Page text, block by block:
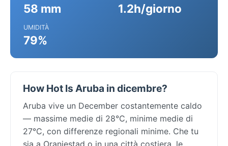
58 mm 1.2h/giorno
UMIDITÀ
79%
How Hot Is Aruba in dicembre?
Aruba vive un December costantemente caldo
— massime medie di 28°C, minime medie di
27°C, con differenze regionali minime. Che tu
sia a Oranjestad o in una città costiera, le